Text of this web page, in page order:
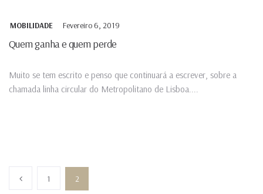
MOBILIDADE Fevereiro 6, 2019
Quem ganha e quem perde
Muito se tem escrito e penso que continuará a escrever, sobre a
chamada linha circular do Metropolitano de Lisboa....
1 2